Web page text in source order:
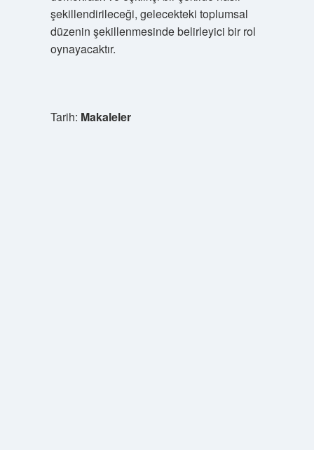
şekillendirileceği, gelecekteki toplumsal
düzenin şekillenmesinde belirleyici bir rol
oynayacaktır.
Tarih: Makaleler